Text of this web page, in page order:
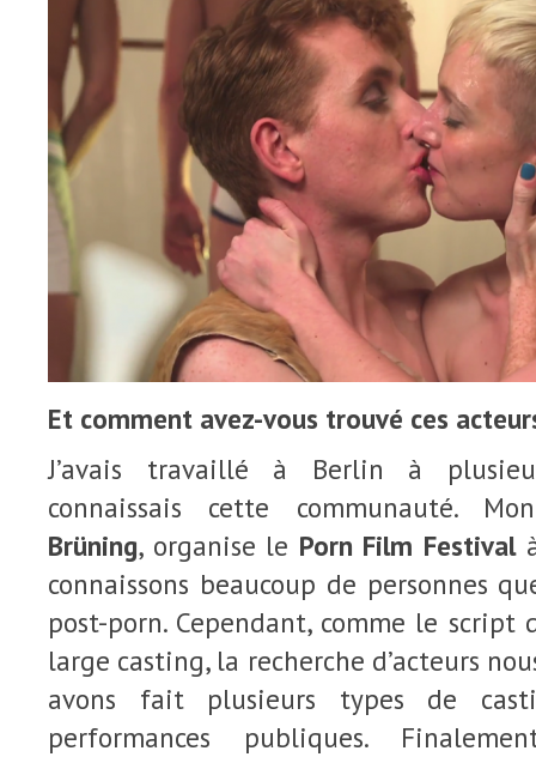
Et comment avez-vous trouvé ces
J’avais travaillé à Berlin à
connaissais cette communauté.
Brüning, organise le Porn Film Festival
connaissons beaucoup de personnes
post-porn. Cependant, comme le script
large casting, la recherche d’acteurs
avons fait plusieurs types de
performances publiques.